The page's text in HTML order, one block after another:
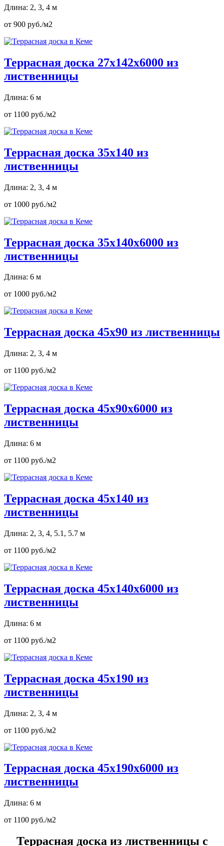
Длина: 2, 3, 4 м
от 900 руб./м2
Террасная доска 27х142х6000 из
лиственницы
Длина: 6 м
от 1100 руб./м2
Террасная доска 35х140 из
лиственницы
Длина: 2, 3, 4 м
от 1000 руб./м2
Террасная доска 35х140х6000 из
лиственницы
Длина: 6 м
от 1000 руб./м2
Террасная доска 45х90 из лиственницы
Длина: 2, 3, 4 м
от 1100 руб./м2
Террасная доска 45х90х6000 из
лиственницы
Длина: 6 м
от 1100 руб./м2
Террасная доска 45х140 из
лиственницы
Длина: 2, 3, 4, 5.1, 5.7 м
от 1100 руб./м2
Террасная доска 45х140х6000 из
лиственницы
Длина: 6 м
от 1100 руб./м2
Террасная доска 45х190 из
лиственницы
Длина: 2, 3, 4 м
от 1100 руб./м2
Террасная доска 45х190х6000 из
лиственницы
Длина: 6 м
от 1100 руб./м2
Террасная доска из лиственницы с